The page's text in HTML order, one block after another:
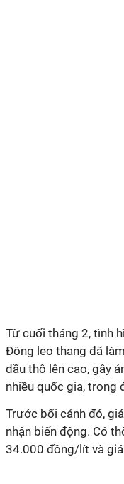
Từ cuối tháng 2, tình
Đông leo thang đã
dầu thô lên cao, gây
nhiều quốc gia, trong
Trước bối cảnh đó, giá
nhận biến động. Có
34.000 đồng/lít và